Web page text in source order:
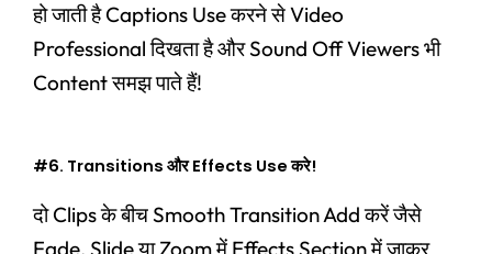
हो जाती है Captions Use करने से Video
Professional दिखता है और Sound Off Viewers भी
Content समझ पाते हैं!
#6. Transitions और Effects Use करे!
दो Clips के बीच Smooth Transition Add करें जैसे
Fade, Slide या Zoom में Effects Section में जाकर